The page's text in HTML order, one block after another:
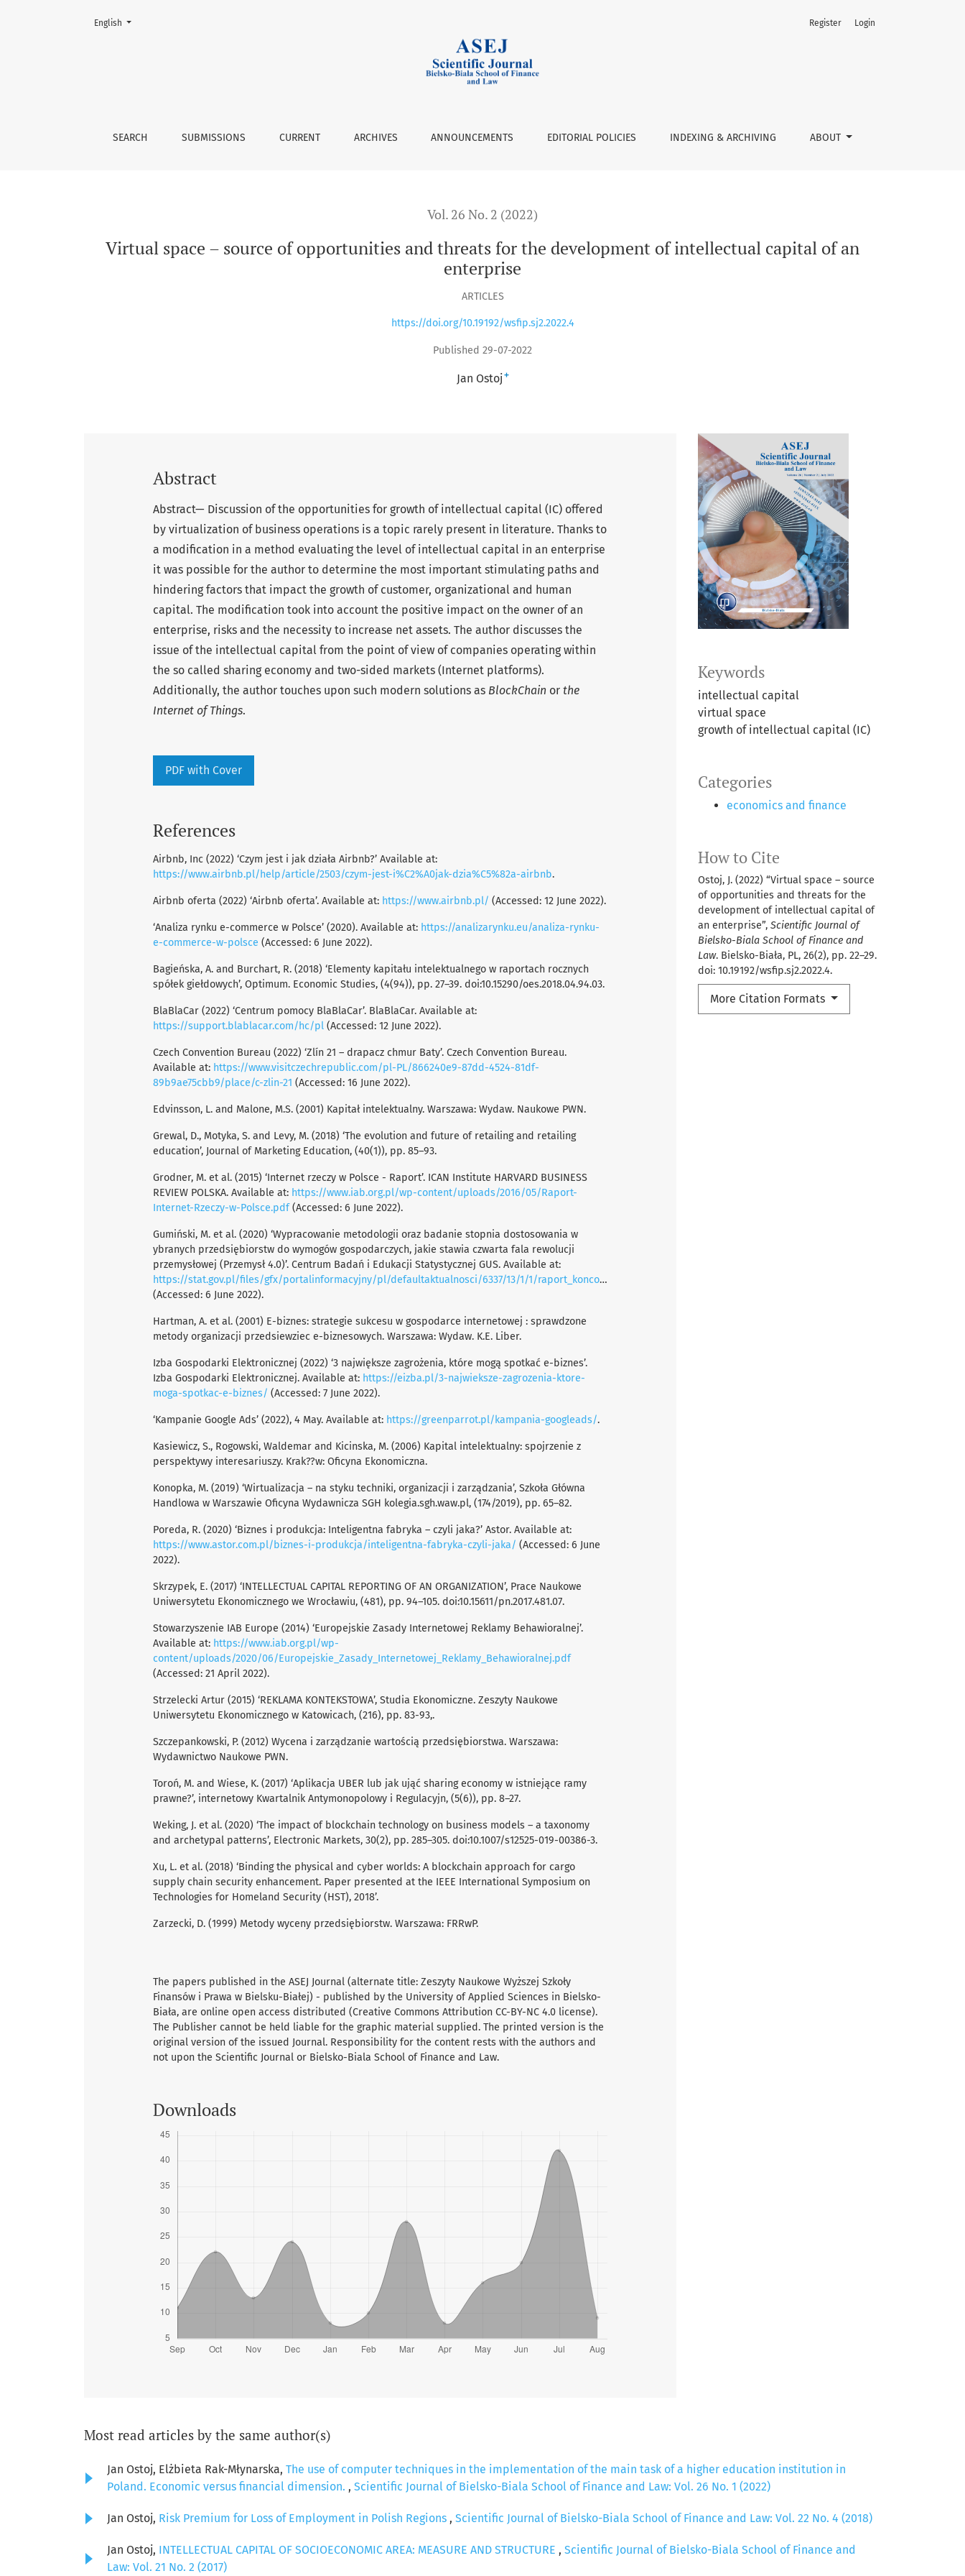
Virtual space – source of opportunities and threats for the development of intellectual capital of an enterprise
SEARCH SUBMISSIONS CURRENT ARCHIVES ANNOUNCEMENTS EDITORIAL POLICIES INDEXING & ARCHIVING ABOUT
Register Login
Change the language. The current language is:
English
Vol. 26 No. 2 (2022)
Virtual space – source of opportunities and threats for the development of intellectual capital of an
enterprise
ARTICLES
https://doi.org/10.19192/wsfip.sj2.2022.4
Published 29-07-2022
Jan Ostoj+
Keywords
intellectual capital
virtual space
growth of intellectual capital (IC)
Categories
economics and finance
How to Cite
Ostoj, J. (2022) “Virtual space – source
of opportunities and threats for the
development of intellectual capital of
an enterprise”, Scientific Journal of
Bielsko-Biala School of Finance and
Law. Bielsko-Biała, PL, 26(2), pp. 22–29.
doi: 10.19192/wsfip.sj2.2022.4.
More Citation Formats
Abstract
Abstract— Discussion of the opportunities for growth of intellectual capital (IC) offered
by virtualization of business operations is a topic rarely present in literature. Thanks to
a modification in a method evaluating the level of intellectual capital in an enterprise
it was possible for the author to determine the most important stimulating paths and
hindering factors that impact the growth of customer, organizational and human
capital. The modification took into account the positive impact on the owner of an
enterprise, risks and the necessity to increase net assets. The author discusses the
issue of the intellectual capital from the point of view of companies operating within
the so called sharing economy and two-sided markets (Internet platforms).
Additionally, the author touches upon such modern solutions as BlockChain or the
Internet of Things.
PDF with Cover
References
Airbnb, Inc (2022) ‘Czym jest i jak działa Airbnb?’ Available at:
https://www.airbnb.pl/help/article/2503/czym-jest-i%C2%A0jak-dzia%C5%82a-airbnb.
Airbnb oferta (2022) ‘Airbnb oferta’. Available at: https://www.airbnb.pl/ (Accessed: 12 June 2022).
‘Analiza rynku e-commerce w Polsce’ (2020). Available at: https://analizarynku.eu/analiza-rynku-
e-commerce-w-polsce (Accessed: 6 June 2022).
Bagieńska, A. and Burchart, R. (2018) ‘Elementy kapitału intelektualnego w raportach rocznych
spółek giełdowych’, Optimum. Economic Studies, (4(94)), pp. 27–39. doi:10.15290/oes.2018.04.94.03.
BlaBlaCar (2022) ‘Centrum pomocy BlaBlaCar’. BlaBlaCar. Available at:
https://support.blablacar.com/hc/pl (Accessed: 12 June 2022).
Czech Convention Bureau (2022) ‘Zlín 21 – drapacz chmur Baty’. Czech Convention Bureau.
Available at: https://www.visitczechrepublic.com/pl-PL/866240e9-87dd-4524-81df-
89b9ae75cbb9/place/c-zlin-21 (Accessed: 16 June 2022).
Edvinsson, L. and Malone, M.S. (2001) Kapitał intelektualny. Warszawa: Wydaw. Naukowe PWN.
Grewal, D., Motyka, S. and Levy, M. (2018) ‘The evolution and future of retailing and retailing
education’, Journal of Marketing Education, (40(1)), pp. 85–93.
Grodner, M. et al. (2015) ‘Internet rzeczy w Polsce - Raport’. ICAN Institute HARVARD BUSINESS
REVIEW POLSKA. Available at: https://www.iab.org.pl/wp-content/uploads/2016/05/Raport-
Internet-Rzeczy-w-Polsce.pdf(Accessed: 6 June 2022).
Gumiński, M. et al. (2020) ‘Wypracowanie metodologii oraz badanie stopnia dostosowania w
ybranych przedsiębiorstw do wymogów gospodarczych, jakie stawia czwarta fala rewolucji
przemysłowej (Przemysł 4.0)’. Centrum Badań i Edukacji Statystycznej GUS. Available at:
https://stat.gov.pl/files/gfx/portalinformacyjny/pl/defaultaktualnosci/6337/13/1/1/raport_koncowy_przemysl_4.0.pdf
(Accessed: 6 June 2022).
Hartman, A. et al. (2001) E-biznes: strategie sukcesu w gospodarce internetowej : sprawdzone
metody organizacji przedsiewziec e-biznesowych. Warszawa: Wydaw. K.E. Liber.
Izba Gospodarki Elektronicznej (2022) ‘3 największe zagrożenia, które mogą spotkać e-biznes’.
Izba Gospodarki Elektronicznej. Available at: https://eizba.pl/3-najwieksze-zagrozenia-ktore-
moga-spotkac-e-biznes/ (Accessed: 7 June 2022).
‘Kampanie Google Ads’ (2022), 4 May. Available at: https://greenparrot.pl/kampania-googleads/.
Kasiewicz, S., Rogowski, Waldemar and Kicinska, M. (2006) Kapital intelektualny: spojrzenie z
perspektywy interesariuszy. Krak??w: Oficyna Ekonomiczna.
Konopka, M. (2019) ‘Wirtualizacja – na styku techniki, organizacji i zarządzania’, Szkoła Główna
Handlowa w Warszawie Oficyna Wydawnicza SGH kolegia.sgh.waw.pl, (174/2019), pp. 65–82.
Poreda, R. (2020) ‘Biznes i produkcja: Inteligentna fabryka – czyli jaka?’ Astor. Available at:
https://www.astor.com.pl/biznes-i-produkcja/inteligentna-fabryka-czyli-jaka/ (Accessed: 6 June
2022).
Skrzypek, E. (2017) ‘INTELLECTUAL CAPITAL REPORTING OF AN ORGANIZATION’, Prace Naukowe
Uniwersytetu Ekonomicznego we Wrocławiu, (481), pp. 94–105. doi:10.15611/pn.2017.481.07.
Stowarzyszenie IAB Europe (2014) ‘Europejskie Zasady Internetowej Reklamy Behawioralnej’.
Available at: https://www.iab.org.pl/wp-
content/uploads/2020/06/Europejskie_Zasady_Internetowej_Reklamy_Behawioralnej.pdf
(Accessed: 21 April 2022).
Strzelecki Artur (2015) ‘REKLAMA KONTEKSTOWA’, Studia Ekonomiczne. Zeszyty Naukowe
Uniwersytetu Ekonomicznego w Katowicach, (216), pp. 83-93,.
Szczepankowski, P. (2012) Wycena i zarządzanie wartością przedsiębiorstwa. Warszawa:
Wydawnictwo Naukowe PWN.
Toroń, M. and Wiese, K. (2017) ‘Aplikacja UBER lub jak ująć sharing economy w istniejące ramy
prawne?’, internetowy Kwartalnik Antymonopolowy i Regulacyjn, (5(6)), pp. 8–27.
Weking, J. et al. (2020) ‘The impact of blockchain technology on business models – a taxonomy
and archetypal patterns’, Electronic Markets, 30(2), pp. 285–305. doi:10.1007/s12525-019-00386-3.
Xu, L. et al. (2018) ‘Binding the physical and cyber worlds: A blockchain approach for cargo
supply chain security enhancement. Paper presented at the IEEE International Symposium on
Technologies for Homeland Security (HST), 2018’.
Zarzecki, D. (1999) Metody wyceny przedsiębiorstw. Warszawa: FRRwP.
The papers published in the ASEJ Journal (alternate title: Zeszyty Naukowe Wyższej Szkoły
Finansów i Prawa w Bielsku-Białej) - published by the University of Applied Sciences in Bielsko-
Biała, are online open access distributed (Creative Commons Attribution CC-BY-NC 4.0 license).
The Publisher cannot be held liable for the graphic material supplied. The printed version is the
original version of the issued Journal. Responsibility for the content rests with the authors and
not upon the Scientific Journal or Bielsko-Biala School of Finance and Law.
Downloads
Most read articles by the same author(s)
Jan Ostoj, Elżbieta Rak-Młynarska, The use of computer techniques in the implementation of the main task of a higher education institution in
Poland. Economic versus financial dimension. , Scientific Journal of Bielsko-Biala School of Finance and Law: Vol. 26 No. 1 (2022)
Jan Ostoj, Risk Premium for Loss of Employment in Polish Regions , Scientific Journal of Bielsko-Biala School of Finance and Law: Vol. 22 No. 4 (2018)
Jan Ostoj, INTELLECTUAL CAPITAL OF SOCIOECONOMIC AREA: MEASURE AND STRUCTURE , Scientific Journal of Bielsko-Biala School of Finance and
Law: Vol. 21 No. 2 (2017)